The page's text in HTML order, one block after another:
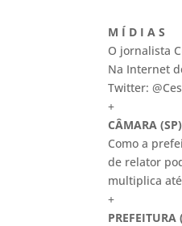
M Í D I A S
O jornalista
Na Internet
Twitter:
+
CÂMARA (SP)
Como a
de relator
multiplica
+
PREFEITURA